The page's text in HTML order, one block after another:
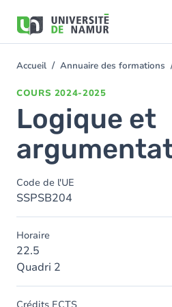
contenu
You
Accueil Annuaire des formations
COURS 2024-2025
Logique et
Code de l'UE
SSPSB204
Horaire
22.5
Quadri 2